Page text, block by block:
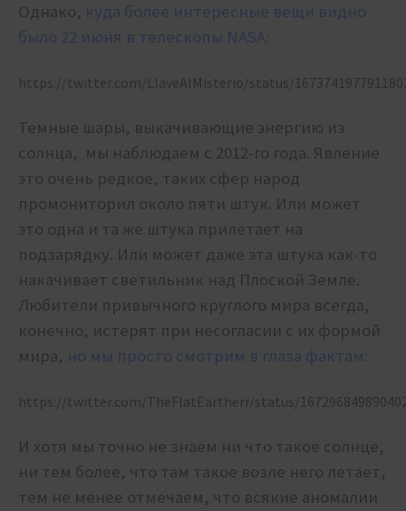
Однако, куда более интересные вещи видно
было 22 июня в телескопы NASA:
https://twitter.com/LlaveAlMisterio/status/
Темные шары, выкачивающие энергию из
солнца, мы наблюдаем с 2012-го года. Явление
это очень редкое, таких сфер народ
промониторил около пяти штук. Или может
это одна и та же штука прилетает на
подзарядку. Или может даже эта штука как-то
накачивает светильник над Плоской Земле.
Любители привычного круглого мира всегда,
конечно, истерят при несогласии с их формой
мира, но мы просто смотрим в глаза фактам:
https://twitter.com/TheFlatEartherr/status/
И хотя мы точно не знаем ни что такое солнце,
ни тем более, что там такое возле него летает,
тем не менее отмечаем, что всякие аномалии